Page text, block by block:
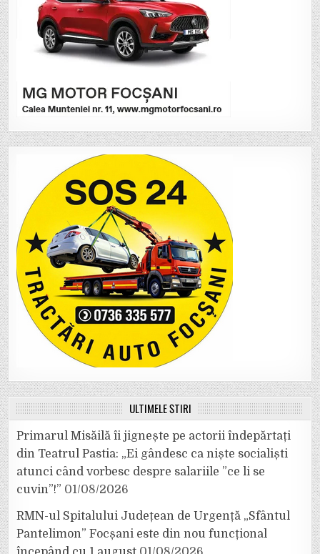
ULTIMELE ȘTIRI
Primarul Misăilă îi jignește pe actorii îndepărtați
din Teatrul Pastia: „Ei gândesc ca niște socialiști
atunci când vorbesc despre salariile ”ce li se
cuvin”!” 01/08/2026
RMN-ul Spitalului Județean de Urgență „Sfântul
Pantelimon” Focșani este din nou funcțional